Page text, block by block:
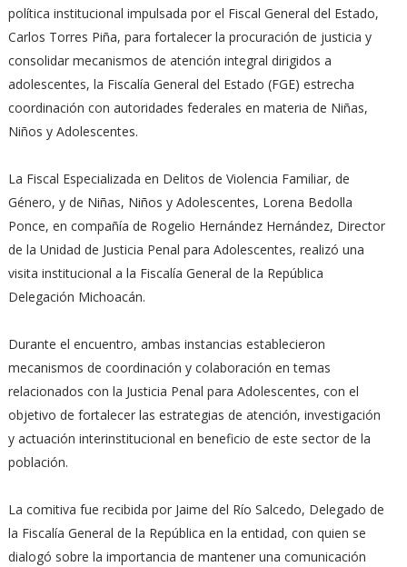
política institucional impulsada por el Fiscal General del Estado,
Carlos Torres Piña, para fortalecer la procuración de justicia y
consolidar mecanismos de atención integral dirigidos a
adolescentes, la Fiscalía General del Estado (FGE) estrecha
coordinación con autoridades federales en materia de Niñas,
Niños y Adolescentes.
La Fiscal Especializada en Delitos de Violencia Familiar, de
Género, y de Niñas, Niños y Adolescentes, Lorena Bedolla
Ponce, en compañía de Rogelio Hernández Hernández, Director
de la Unidad de Justicia Penal para Adolescentes, realizó una
visita institucional a la Fiscalía General de la República
Delegación Michoacán.
Durante el encuentro, ambas instancias establecieron
mecanismos de coordinación y colaboración en temas
relacionados con la Justicia Penal para Adolescentes, con el
objetivo de fortalecer las estrategias de atención, investigación
y actuación interinstitucional en beneficio de este sector de la
población.
La comitiva fue recibida por Jaime del Río Salcedo, Delegado de
la Fiscalía General de la República en la entidad, con quien se
dialogó sobre la importancia de mantener una comunicación